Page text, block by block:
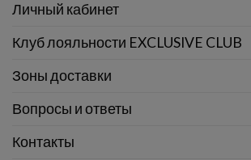
Личный кабинет
Клуб лояльности EXCLUSIVE CLUB
Зоны доставки
Вопросы и ответы
Контакты